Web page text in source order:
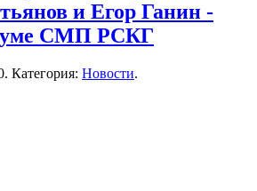
и Егор Ганин -
СМП РСКГ
. Категория: Новости.